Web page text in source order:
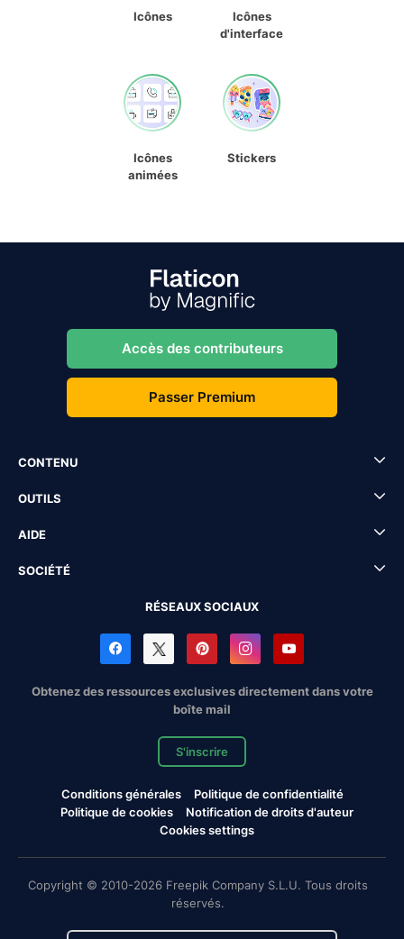
Icônes
Icônes
d'interface
Icônes
animées
Stickers
Accès des contributeurs
Passer Premium
CONTENU
OUTILS
AIDE
SOCIÉTÉ
RÉSEAUX SOCIAUX
Obtenez des ressources exclusives directement dans votre
boîte mail
S'inscrire
Conditions générales
Politique de confidentialité
Politique de cookies
Notification de droits d'auteur
Cookies settings
Copyright © 2010-2026 Freepik Company S.L.U. Tous droits
réservés.